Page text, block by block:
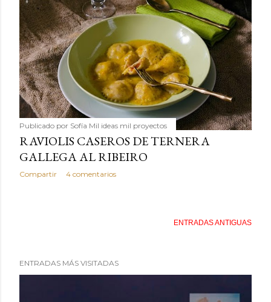
Publicado por Sofía Mil ideas mil proyectos
RAVIOLIS CASEROS DE TERNERA
GALLEGA AL RIBEIRO
Compartir 4 comentarios
ENTRADAS ANTIGUAS
ENTRADAS MÁS VISITADAS